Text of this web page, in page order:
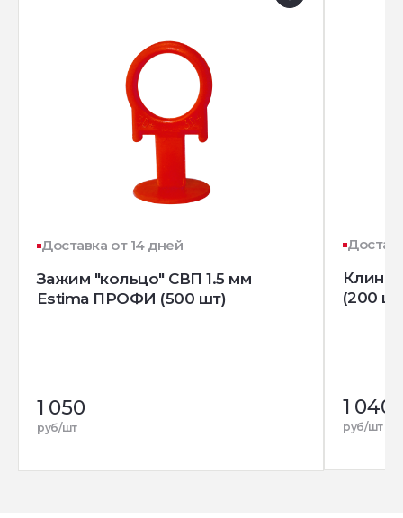
Доставка от 14 дней
Зажим "кольцо" СВП 1.5 мм
Estima ПРОФИ (500 шт)
1 050
руб/шт
Клин
(200
1 040
руб/шт